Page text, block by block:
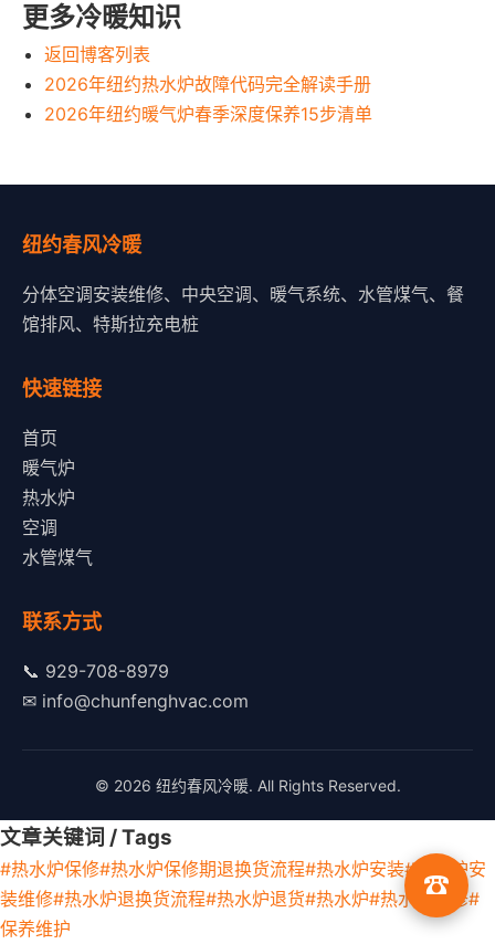
更多冷暖知识
返回博客列表
2026年纽约热水炉故障代码完全解读手册
2026年纽约暖气炉春季深度保养15步清单
纽约春风冷暖
分体空调安装维修、中央空调、暖气系统、水管煤气、餐
馆排风、特斯拉充电桩
快速链接
首页
暖气炉
热水炉
空调
水管煤气
联系方式
📞 929-708-8979
✉ info@chunfenghvac.com
© 2026 纽约春风冷暖. All Rights Reserved.
☎
文章关键词 / Tags
#热水炉保修#热水炉保修期退换货流程#热水炉安装#热水炉安
装维修#热水炉退换货流程#热水炉退货#热水炉#热水炉维修#
保养维护